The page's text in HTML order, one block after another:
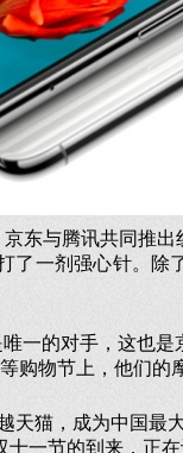
东与腾讯共同推
了一剂强心针。除
一的对手，这也
购物节上，他们的
天猫，成为中国最
一节的到来，正